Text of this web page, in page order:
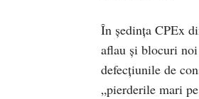
În şedinţa CPEx
aflau şi blocuri
defecţiunile de
„pierderile mari